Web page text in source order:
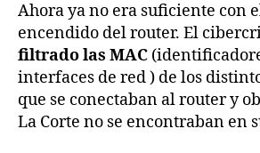
Ahora ya no era suficiente con
encendido del router. El
filtrado las MAC
interfaces de red ) de los
que se conectaban al router y
La Corte no se encontraban en